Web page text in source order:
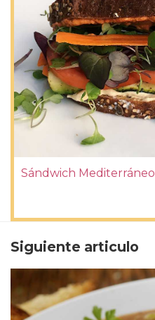
Sándwich
Siguiente articulo